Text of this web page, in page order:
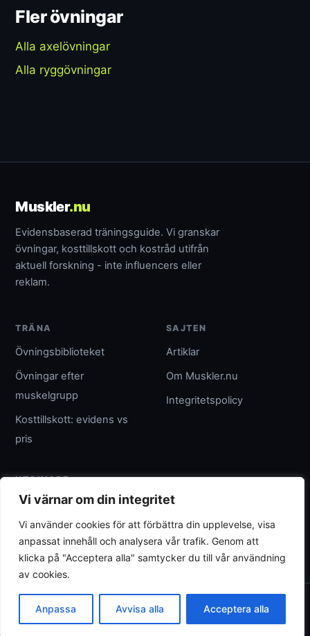
Vi värnar om din integritet
Vi använder cookies för att förbättra din upplevelse, visa
anpassat innehåll och analysera vår trafik. Genom att
klicka på "Acceptera alla" samtycker du till vår användning
av cookies.
Anpassa Avvisa alla Acceptera alla
Fler övningar
Alla axelövningar
Alla ryggövningar
Muskler.nu
Evidensbaserad träningsguide. Vi granskar
övningar, kosttillskott och kostråd utifrån
aktuell forskning - inte influencers eller
reklam.
TRÄNA
Övningsbiblioteket
Övningar efter
muskelgrupp
Kosttillskott: evidens vs
pris
SAJTEN
Artiklar
Om Muskler.nu
Integritetspolicy
UTGIVARE
Umpteenth Media
Org.nr 559183-3313
wave@umpteenth.media
© 2026 Muskler.nu
Allmän träningsinformation - ersätter inte individuell rådgivning.